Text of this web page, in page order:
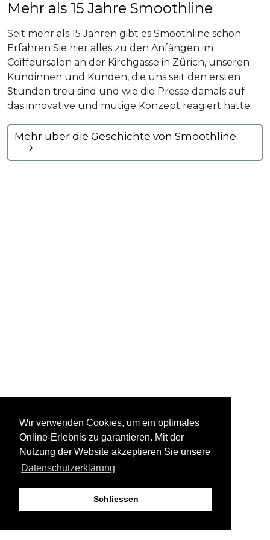
Wir verwenden Cookies, um ein optimales
Online-Erlebnis zu garantieren. Mit der
Nutzung der Website akzeptieren Sie unsere
Datenschutzerklärung
Schliessen
Mehr als 15 Jahre Smoothline
Seit mehr als 15 Jahren gibt es Smoothline schon.
Erfahren Sie hier alles zu den Anfängen im
Coiffeursalon an der Kirchgasse in Zürich, unseren
Kundinnen und Kunden, die uns seit den ersten
Stunden treu sind und wie die Presse damals auf
das innovative und mutige Konzept reagiert hatte.
Mehr über die Geschichte von Smoothline